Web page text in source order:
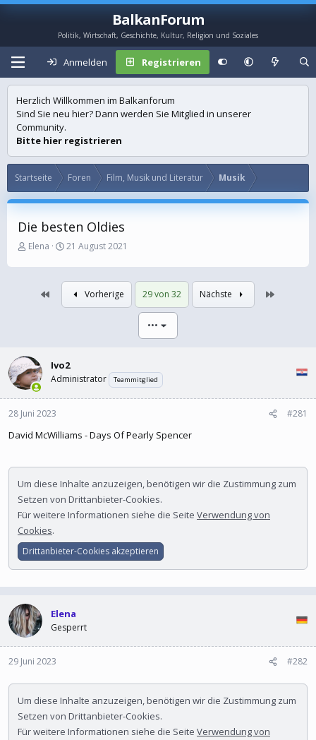
BalkanForum
Politik, Wirtschaft, Geschichte, Kultur, Religion und Soziales
Anmelden Registrieren
Herzlich Willkommen im Balkanforum
Sind Sie neu hier? Dann werden Sie Mitglied in unserer
Community.
Bitte hier registrieren
Startseite Foren Film, Musik und Literatur Musik
Die besten Oldies
E
s
Elena
E
s
t
l
m
21 August 2021
Vorherige 29 von 32 Nächste
•••
Ivo2
Administrator Teammitglied
28 Juni 2023 #281
David McWilliams - Days Of Pearly Spencer
Um diese Inhalte anzuzeigen, benötigen wir die Zustimmung zum
Setzen von Drittanbieter-Cookies.
Für weitere Informationen siehe die Seite Verwendung von
Cookies.
Drittanbieter-Cookies akzeptieren
Elena
Gesperrt
29 Juni 2023 #282
Um diese Inhalte anzuzeigen, benötigen wir die Zustimmung zum
Setzen von Drittanbieter-Cookies.
Für weitere Informationen siehe die Seite Verwendung von